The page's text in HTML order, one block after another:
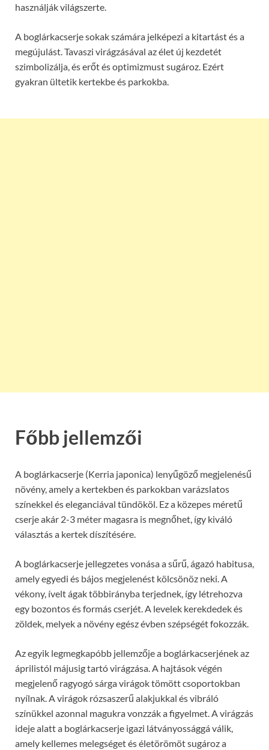
használják világszerte.
A boglárkacserje sokak számára jelképezi a kitartást és a
megújulást. Tavaszi virágzásával az élet új kezdetét
szimbolizálja, és erőt és optimizmust sugároz. Ezért
gyakran ültetik kertekbe és parkokba.
Főbb jellemzői
A boglárkacserje (Kerria japonica) lenyűgöző megjelenésű
növény, amely a kertekben és parkokban varázslatos
színekkel és eleganciával tündököl. Ez a közepes méretű
cserje akár 2-3 méter magasra is megnőhet, így kiváló
választás a kertek díszítésére.
A boglárkacserje jellegzetes vonása a sűrű, ágazó habitusa,
amely egyedi és bájos megjelenést kölcsönöz neki. A
vékony, ívelt ágak többirányba terjednek, így létrehozva
egy bozontos és formás cserjét. A levelek kerekdedek és
zöldek, melyek a növény egész évben szépségét fokozzák.
Az egyik legmegkapóbb jellemzője a boglárkacserjének az
áprilistól májusig tartó virágzása. A hajtások végén
megjelenő ragyogó sárga virágok tömött csoportokban
nyílnak. A virágok rózsaszerű alakjukkal és vibráló
színükkel azonnal magukra vonzzák a figyelmet. A virágzás
ideje alatt a boglárkacserje igazi látványossággá válik,
amely kellemes melegséget és életörömöt sugároz a